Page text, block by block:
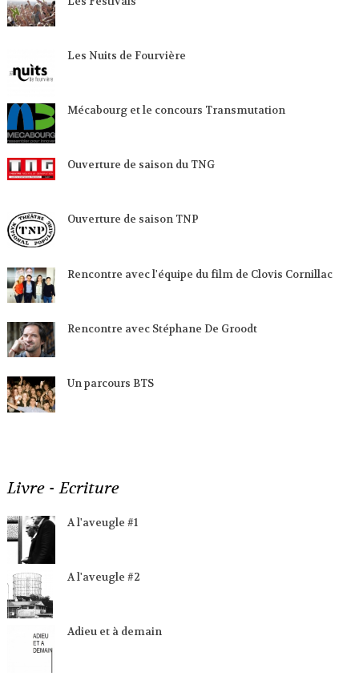
Les Nuits de Fourvière
Mécabourg et le concours Transmutation
Ouverture de saison du TNG
Ouverture de saison TNP
Rencontre avec l'équipe du film de Clovis Cornillac
Rencontre avec Stéphane De Groodt
Un parcours BTS
Livre - Ecriture
A l'aveugle #1
A l'aveugle #2
Adieu et à demain